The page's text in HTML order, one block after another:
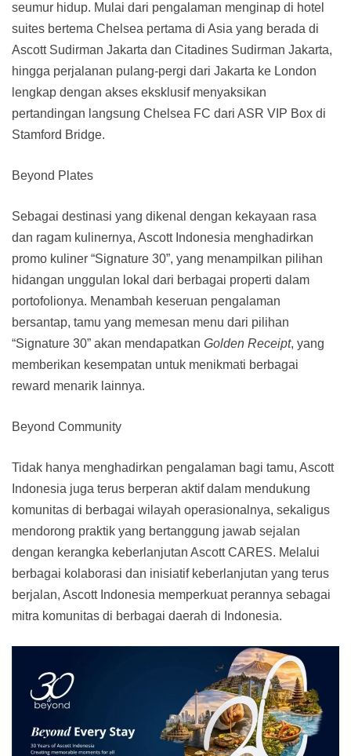
seumur hidup. Mulai dari pengalaman menginap di hotel
suites bertema Chelsea pertama di Asia yang berada di
Ascott Sudirman Jakarta dan Citadines Sudirman Jakarta,
hingga perjalanan pulang-pergi dari Jakarta ke London
lengkap dengan akses eksklusif menyaksikan
pertandingan langsung Chelsea FC dari ASR VIP Box di
Stamford Bridge.
Beyond Plates
Sebagai destinasi yang dikenal dengan kekayaan rasa
dan ragam kulinernya, Ascott Indonesia menghadirkan
promo kuliner “Signature 30”, yang menampilkan pilihan
hidangan unggulan lokal dari berbagai properti dalam
portofolionya. Menambah keseruan pengalaman
bersantap, tamu yang memesan menu dari pilihan
“Signature 30” akan mendapatkan Golden Receipt, yang
memberikan kesempatan untuk menikmati berbagai
reward menarik lainnya.
Beyond Community
Tidak hanya menghadirkan pengalaman bagi tamu, Ascott
Indonesia juga terus berperan aktif dalam mendukung
komunitas di berbagai wilayah operasionalnya, sekaligus
mendorong praktik yang bertanggung jawab sejalan
dengan kerangka keberlanjutan Ascott CARES. Melalui
berbagai kolaborasi dan inisiatif keberlanjutan yang terus
berjalan, Ascott Indonesia memperkuat perannya sebagai
mitra komunitas di berbagai daerah di Indonesia.